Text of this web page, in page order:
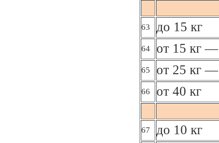
63 до 15 кг
64 от 15 кг
65 от 25 кг
66 от 40 кг
67 до 10 кг